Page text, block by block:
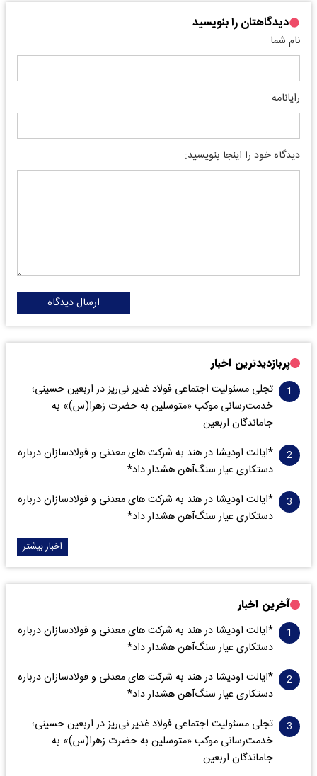
دیدگاهتان را بنویسید
نام شما
رایانامه
دیدگاه خود را اینجا بنویسید:
ارسال دیدگاه
پربازدیدترین اخبار
تجلی مسئولیت اجتماعی فولاد غدیر نی‌ریز در اربعین حسینی؛
خدمت‌رسانی موکب «متوسلین به حضرت زهرا(س)» به
جاماندگان اربعین
*ایالت اودیشا در هند به شرکت های معدنی و فولادسازان درباره
دستکاری عیار سنگ‌آهن هشدار داد*
*ایالت اودیشا در هند به شرکت های معدنی و فولادسازان درباره
دستکاری عیار سنگ‌آهن هشدار داد*
اخبار بیشتر
آخرین اخبار
*ایالت اودیشا در هند به شرکت های معدنی و فولادسازان درباره
دستکاری عیار سنگ‌آهن هشدار داد*
*ایالت اودیشا در هند به شرکت های معدنی و فولادسازان درباره
دستکاری عیار سنگ‌آهن هشدار داد*
تجلی مسئولیت اجتماعی فولاد غدیر نی‌ریز در اربعین حسینی؛
خدمت‌رسانی موکب «متوسلین به حضرت زهرا(س)» به
جاماندگان اربعین